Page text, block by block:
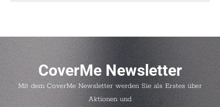
CoverMe Newsletter
Mit dem CoverMe Newsletter werden Sie als Erstes über
Aktionen und